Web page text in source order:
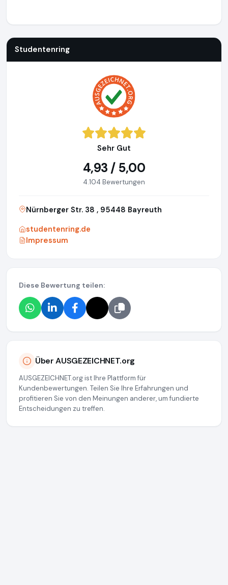
Studentenring
Sehr Gut
4,93 / 5,00
4.104 Bewertungen
Nürnberger Str. 38 , 95448 Bayreuth
studentenring.de
Impressum
Diese Bewertung teilen:
Über AUSGEZEICHNET.org
AUSGEZEICHNET.org ist Ihre Plattform für
Kundenbewertungen. Teilen Sie Ihre Erfahrungen und
profitieren Sie von den Meinungen anderer, um fundierte
Entscheidungen zu treffen.